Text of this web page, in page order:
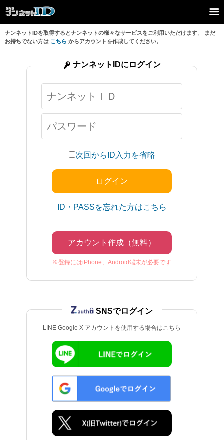
ナンネットIDを取得するとナンネットの様々なサービスをご利用いただけます。 まだ
お持ちでない方は こちら からアカウントを作成してください。
次回からID入力を省略
ID・PASSを忘れた方はこちら
アカウント作成（無料）
※登録にはiPhone、Android端末が必要です
ナンネットIDにログイン
LINE Google X アカウントを使用する場合はこちら
SNSでログイン